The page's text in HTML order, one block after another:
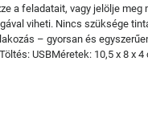
a feladatait, vagy jelölje
viheti. Nincs szüksége
– gyorsan és
USBMéretek: 10,5 x 8